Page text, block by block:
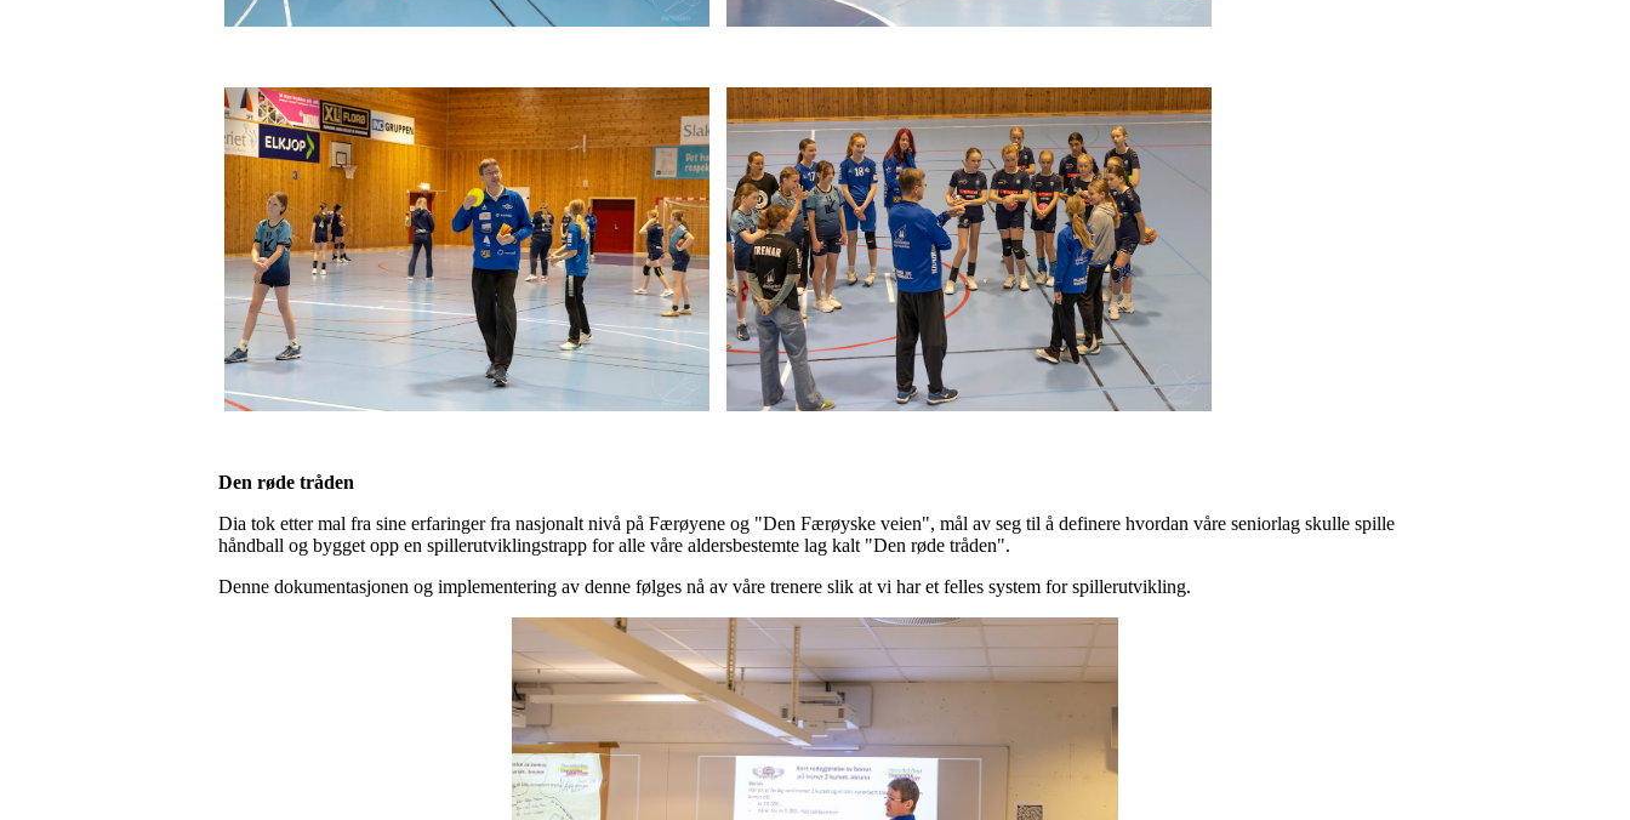
Den røde tråden
Dia tok etter mal fra sine erfaringer fra nasjonalt nivå på Færøyene og "Den Færøyske veien", mål av seg til å definere hvordan våre seniorlag skulle spille
håndball og bygget opp en spillerutviklingstrapp for alle våre aldersbestemte lag kalt "Den røde tråden".
Denne dokumentasjonen og implementering av denne følges nå av våre trenere slik at vi har et felles system for spillerutvikling.